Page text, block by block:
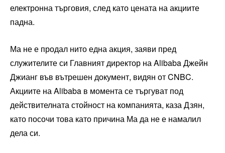
електронна търговия, след като цената на акциите
падна.
Ма не е продал нито една акция, заяви пред
служителите си Главният директор на Alibaba Джейн
Джианг във вътрешен документ, видян от CNBC.
Акциите на Alibaba в момента се търгуват под
действителната стойност на компанията, каза Дзян,
като посочи това като причина Ма да не е намалил
дела си.